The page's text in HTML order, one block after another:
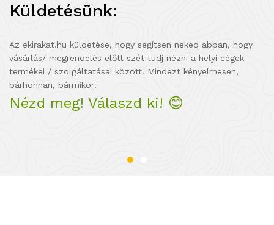
Küldetésünk:
Az ekirakat.hu küldetése, hogy segítsen neked abban, hogy
vásárlás/ megrendelés előtt szét tudj nézni a helyi cégek
termékei / szolgáltatásai között! Mindezt kényelmesen,
bárhonnan, bármikor!
Nézd meg! Válaszd ki! 😊
hogy meg tudd nézni, ki tudd
😉
Nézd meg az üzletek ekirakatát, hogy milyen termékeik,
szolgáltatásaik vannak, hogy mik az akciók, és ha valami
megtetszik, akkor ...